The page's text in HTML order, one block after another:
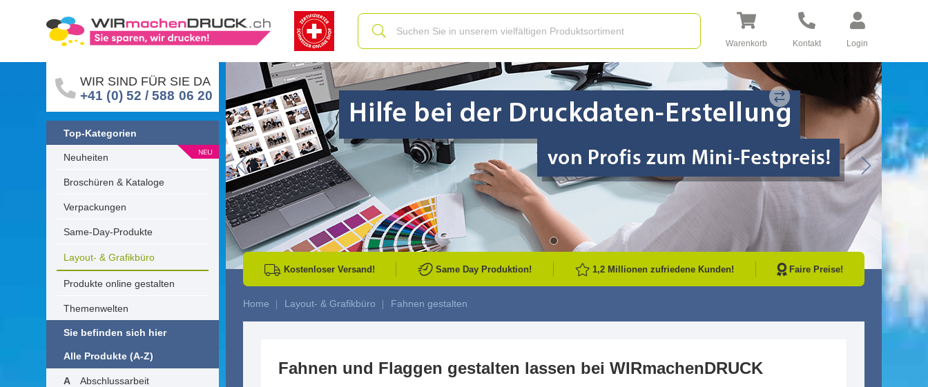
Warenkorb Kontakt Login
WIR SIND FÜR SIE DA
+41 (0) 52 / 588 06 20
Top-Kategorien
Neuheiten
Broschüren & Kataloge
Verpackungen
Same-Day-Produkte
Layout- & Grafikbüro
Produkte online gestalten
Themenwelten
Sie befinden sich hier
Alle Produkte (A-Z)
Abschlussarbeit
Go to Previous Slide Go to Next
Kostenloser Versand! Same Day Produktion! 1,2 Millionen zufriedene Kunden! Faire Preise!
Home Layout- & Grafikbüro Fahnen gestalten
Fahnen und Flaggen gestalten lassen bei WIRmachenDRUCK